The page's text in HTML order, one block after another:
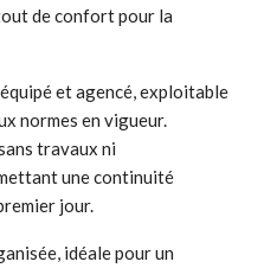
de confort pour la
et agencé, exploitable
normes en vigueur.
travaux ni
une continuité
jour.
idéale pour un